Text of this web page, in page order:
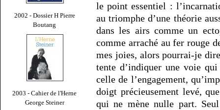
2002 - Dossier H Pierre
Boutang
2003 - Cahier de l'Herne
George Steiner
le point essentiel :
au triomphe d’une théorie
dans les airs comme un
comme arraché au fer rouge
mes joies, alors pourrai-je
tente d’indiquer une voie
celle de l’engagement,
doigt précieusement levé,
qui ne mène nulle part.